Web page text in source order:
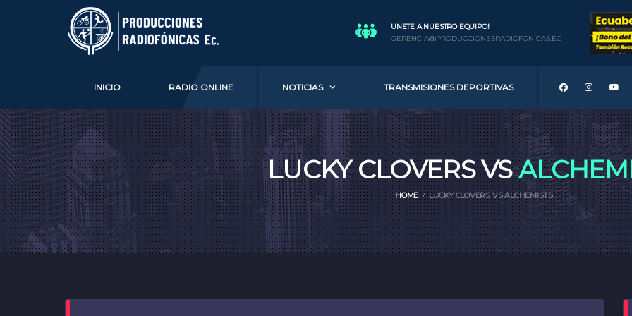
UNETE A NUESTRO EQUIPO!
GERENCIA@PRODUCCIONESRADIOFONICAS.EC
INICIO RADIO ONLINE NOTICIAS TRANSMISIONES DEPORTIVAS
LUCKY CLOVERS VS
HOME LUCKY CLOVERS VS ALCHEMISTS